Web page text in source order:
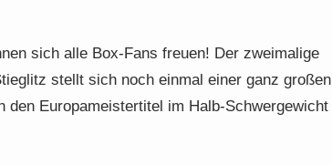
sich alle Box-Fans freuen! Der zweimalige
stellt sich noch einmal einer ganz großen
Europameistertitel im Halb-Schwergewicht